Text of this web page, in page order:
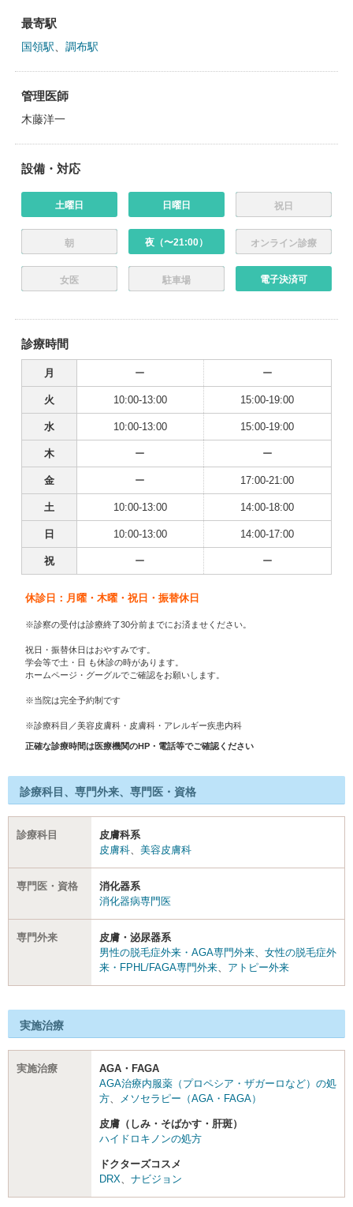
最寄駅
国領駅 調布駅
管理医師
木藤洋一
設備・対応
土曜日 日曜日 祝日
朝 夜（〜21:00） オンライン診療
女医 駐車場 電子決済可
診療時間
月 ー ー
火 10:00-13:00 15:00-19:00
水 10:00-13:00 15:00-19:00
木 ー ー
金 ー 17:00-21:00
土 10:00-13:00 14:00-18:00
日 10:00-13:00 14:00-17:00
祝 ー ー
休診日：月曜・木曜・祝日・振替休日
※診察の受付は診療終了30分前までにお済ませください。
祝日・振替休日はおやすみです。
学会等で土・日 も休診の時があります。
ホームページ・グーグルでご確認をお願いします。
※当院は完全予約制です
※診療科目／美容皮膚科・皮膚科・アレルギー疾患内科
正確な診療時間は医療機関のHP・電話等でご確認ください
診療科目、専門外来、専門医・資格
診療科目
皮膚科系
皮膚科
美容皮膚科
専門医・資格
消化器系
消化器病専門医
専門外来
皮膚・泌尿器系
男性の脱毛症外来・AGA専門外来
女性の脱毛症外
来・FPHL/FAGA専門外来
アトピー外来
実施治療
実施治療
AGA・FAGA
AGA治療内服薬（プロペシア・ザガーロなど）の処
方
メソセラピー（AGA・FAGA）
皮膚（しみ・そばかす・肝斑）
ハイドロキノンの処方
ドクターズコスメ
DRX
ナビジョン